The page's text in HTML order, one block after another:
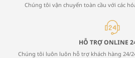
Chúng tôi vận chuyển toàn cầu với các
HỖ TRỢ ONLINE
Chúng tôi luôn luôn hỗ trợ khách hàng 24/